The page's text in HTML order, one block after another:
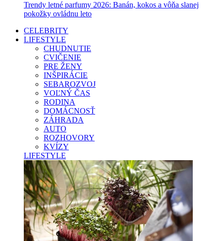
Trendy letné parfumy 2026: Banán, kokos a vôňa slanej
pokožky ovládnu leto
CELEBRITY
LIFESTYLE
CHUDNUTIE
CVIČENIE
PRE ŽENY
INŠPIRÁCIE
SEBAROZVOJ
VOĽNÝ ČAS
RODINA
DOMÁCNOSŤ
ZÁHRADA
AUTO
ROZHOVORY
KVÍZY
LIFESTYLE